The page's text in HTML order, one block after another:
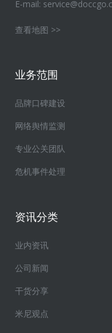
E-mail:
查看地图 >>
业务范围
品牌口碑建设
网络舆情监测
专业公关团队
危机事件处理
资讯分类
业内资讯
公司新闻
干货分享
米尼观点